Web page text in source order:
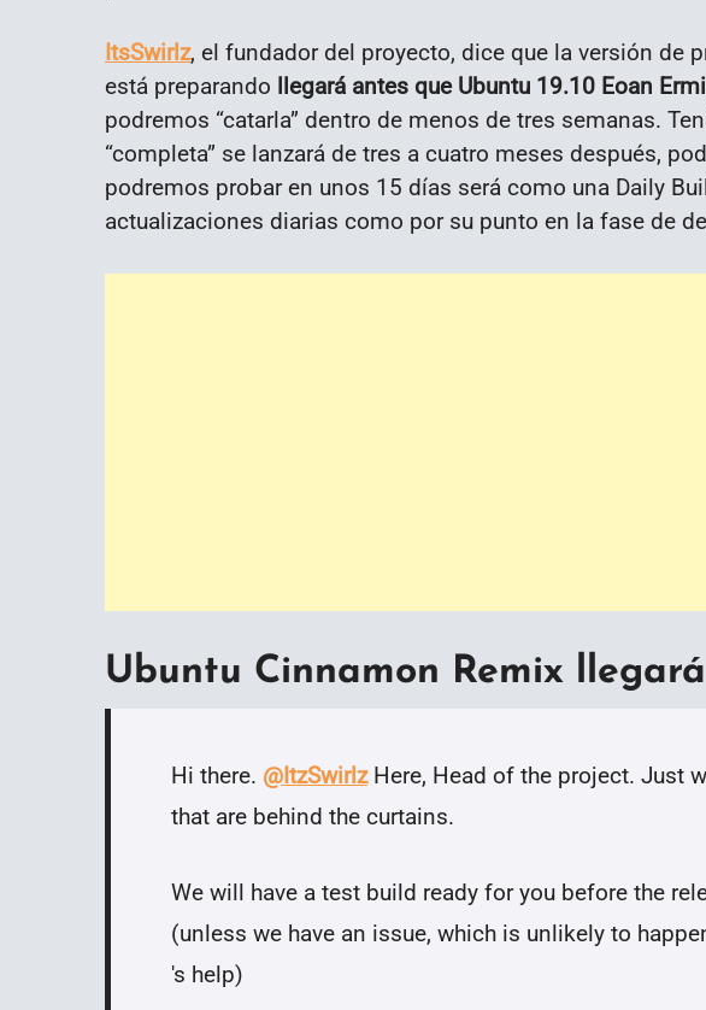
ItsSwirlz, el fundador del proyecto, dice que la versión de
está preparando llegará antes que Ubuntu 19.10 Eoan
podremos “catarla” dentro de menos de tres semanas.
“completa” se lanzará de tres a cuatro meses después,
podremos probar en unos 15 días será como una Daily
actualizaciones diarias como por su punto en la fase de
Ubuntu Cinnamon Remix
Hi there. @ItzSwirlzHere, Head of the project. Just
that are behind the curtains.
We will have a test build ready for you before the
(unless we have an issue, which is unlikely to
's help)